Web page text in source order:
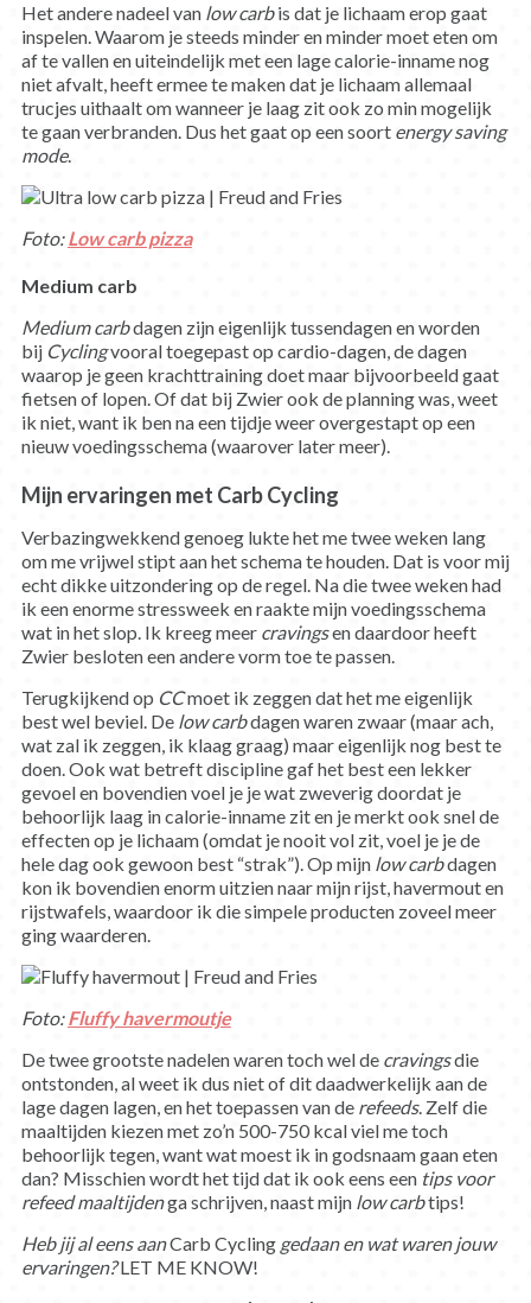
Het andere nadeel van low carbis dat je lichaam erop gaat
inspelen. Waarom je steeds minder en minder moet eten om
af te vallen en uiteindelijk met een lage calorie-inname nog
niet afvalt, heeft ermee te maken dat je lichaam allemaal
trucjes uithaalt om wanneer je laag zit ook zo min mogelijk
te gaan verbranden. Dus het gaat op een soort energy saving
mode.
Foto:Low carb pizza
Medium carb
Medium carbdagen zijn eigenlijk tussendagen en worden
bij Cyclingvooral toegepast op cardio-dagen, de dagen
waarop je geen krachttraining doet maar bijvoorbeeld gaat
fietsen of lopen. Of dat bij Zwier ook de planning was, weet
ik niet, want ik ben na een tijdje weer overgestapt op een
nieuw voedingsschema (waarover later meer).
Mijn ervaringen met Carb Cycling
Verbazingwekkend genoeg lukte het me twee weken lang
om me vrijwel stipt aan het schema te houden. Dat is voor mij
echt dikke uitzondering op de regel. Na die twee weken had
ik een enorme stressweek en raakte mijn voedingsschema
wat in het slop. Ik kreeg meer cravingsen daardoor heeft
Zwier besloten een andere vorm toe te passen.
Terugkijkend op CCmoet ik zeggen dat het me eigenlijk
best wel beviel. De low carbdagen waren zwaar (maar ach,
wat zal ik zeggen, ik klaag graag) maar eigenlijk nog best te
doen. Ook wat betreft discipline gaf het best een lekker
gevoel en bovendien voel je je wat zweverig doordat je
behoorlijk laag in calorie-inname zit en je merkt ook snel de
effecten op je lichaam (omdat je nooit vol zit, voel je je de
hele dag ook gewoon best “strak”). Op mijn low carbdagen
kon ik bovendien enorm uitzien naar mijn rijst, havermout en
rijstwafels, waardoor ik die simpele producten zoveel meer
ging waarderen.
Foto:Fluffy havermoutje
De twee grootste nadelen waren toch wel de cravingsdie
ontstonden, al weet ik dus niet of dit daadwerkelijk aan de
lage dagen lagen, en het toepassen van de refeeds. Zelf die
maaltijden kiezen met zo’n 500-750 kcal viel me toch
behoorlijk tegen, want wat moest ik in godsnaam gaan eten
dan? Misschien wordt het tijd dat ik ook eens een tips voor
refeed maaltijdenga schrijven, naast mijn low carbtips!
Heb jij al eens aanCarb Cyclinggedaan en wat waren jouw
ervaringen?LET ME KNOW!